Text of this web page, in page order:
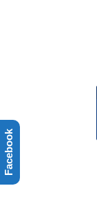
Facebook